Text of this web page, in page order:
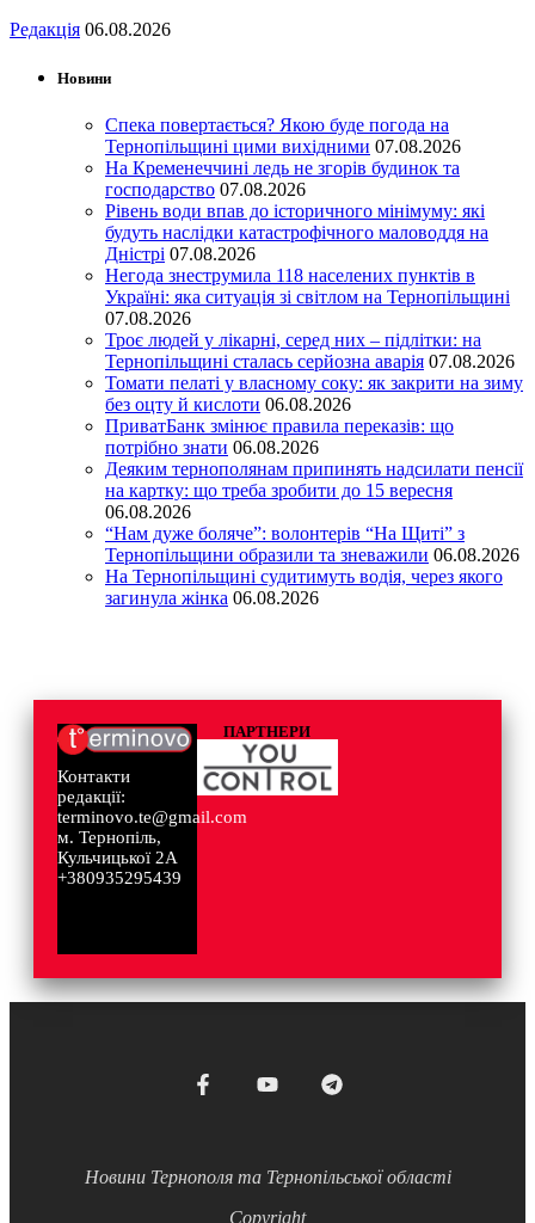
Редакція 06.08.2026
Новини
Спека повертається? Якою буде погода на
Тернопільщині цими вихідними 07.08.2026
На Кременеччині ледь не згорів будинок та
господарство 07.08.2026
Рівень води впав до історичного мінімуму: які
будуть наслідки катастрофічного маловоддя на
Дністрі 07.08.2026
Негода знеструмила 118 населених пунктів в
Україні: яка ситуація зі світлом на Тернопільщині
07.08.2026
Троє людей у лікарні, серед них – підлітки: на
Тернопільщині сталась серйозна аварія 07.08.2026
Томати пелаті у власному соку: як закрити на зиму
без оцту й кислоти 06.08.2026
ПриватБанк змінює правила переказів: що
потрібно знати 06.08.2026
Деяким тернополянам припинять надсилати пенсії
на картку: що треба зробити до 15 вересня
06.08.2026
“Нам дуже боляче”: волонтерів “На Щиті” з
Тернопільщини образили та зневажили 06.08.2026
На Тернопільщині судитимуть водія, через якого
загинула жінка 06.08.2026
Контакти
редакції:
terminovo.te@gmail.com
м. Тернопіль,
Кульчицької 2А
+380935295439
ПАРТНЕРИ
Новини Тернополя та Тернопільської області
Copyright